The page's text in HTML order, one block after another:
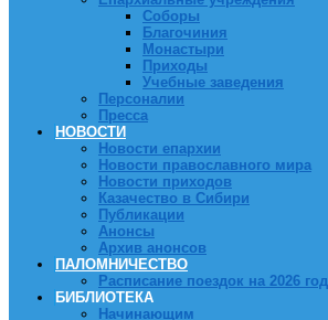
Соборы
Благочиния
Монастыри
Приходы
Учебные заведения
Персоналии
Пресса
НОВОСТИ
Новости епархии
Новости православного мира
Новости приходов
Казачество в Сибири
Публикации
Анонсы
Архив анонсов
ПАЛОМНИЧЕСТВО
Расписание поездок на 2026 год
БИБЛИОТЕКА
Начинающим